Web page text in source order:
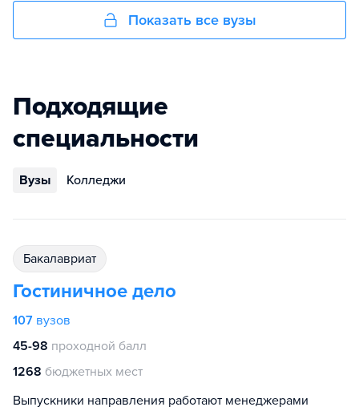
Показать все вузы
Подходящие
специальности
Вузы Колледжи
бакалавриат
Гостиничное дело
107 вузов
45-98 проходной балл
1268 бюджетных мест
Выпускники направления работают менеджерами